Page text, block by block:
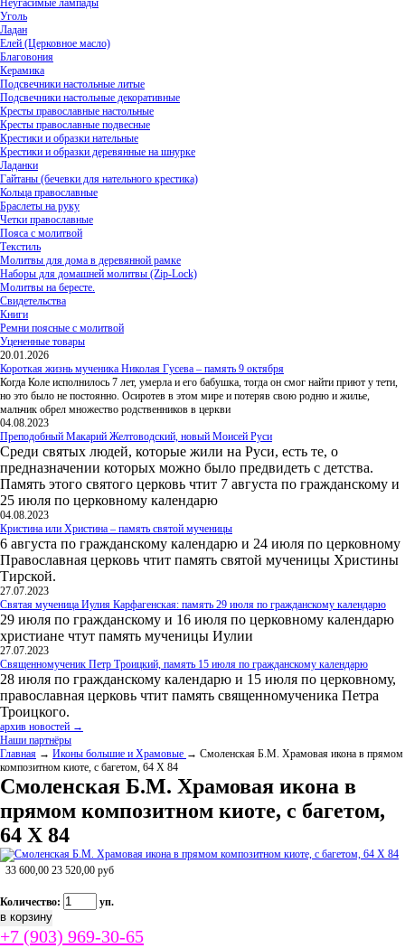
Неугасимые лампады
Уголь
Ладан
Елей (Церковное масло)
Благовония
Керамика
Подсвечники настольные литые
Подсвечники настольные декоративные
Кресты православные настольные
Кресты православные подвесные
Крестики и образки нательные
Крестики и образки деревянные на шнурке
Ладанки
Гайтаны (бечевки для нательного крестика)
Кольца православные
Браслеты на руку
Четки православные
Пояса с молитвой
Текстиль
Молитвы для дома в деревянной рамке
Наборы для домашней молитвы (Zip-Lock)
Молитвы на бересте.
Свидетельства
Книги
Ремни поясные с молитвой
Уцененные товары
20.01.2026
Короткая жизнь мученика Николая Гусева – память 9 октября
Когда Коле исполнилось 7 лет, умерла и его бабушка, тогда он смог найти приют у тети,
но это было не постоянно. Осиротев в этом мире и потеряв свою родню и жилье,
мальчик обрел множество родственников в церкви
04.08.2023
Преподобный Макарий Желтоводский, новый Моисей Руси
Среди святых людей, которые жили на Руси, есть те, о
предназначении которых можно было предвидеть с детства.
Память этого святого церковь чтит 7 августа по гражданскому и
25 июля по церковному календарю
04.08.2023
Кристина или Христина – память святой мученицы
6 августа по гражданскому календарю и 24 июля по церковному
Православная церковь чтит память святой мученицы Христины
Тирской.
27.07.2023
Святая мученица Иулия Карфагенская: память 29 июля по гражданскому календарю
29 июля по гражданскому и 16 июля по церковному календарю
христиане чтут память мученицы Иулии
27.07.2023
Священномученик Петр Троицкий, память 15 июля по гражданскому календарю
28 июля по гражданскому календарю и 15 июля по церковному,
православная церковь чтит память священномученика Петра
Троицкого.
архив новостей →
Наши партнёры
Главная → Иконы большие и Храмовые → Смоленская Б.М. Храмовая икона в прямом
композитном киоте, с багетом, 64 Х 84
Смоленская Б.М. Храмовая икона в
прямом композитном киоте, с багетом,
64 Х 84
33 600,00 23 520,00 руб
Количество: уп.
+7 (903) 969-30-65